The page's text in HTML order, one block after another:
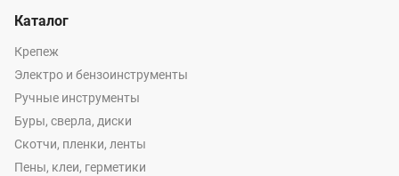
Каталог
Крепеж
Электро и бензоинструменты
Ручные инструменты
Буры, сверла, диски
Скотчи, пленки, ленты
Пены, клеи, герметики